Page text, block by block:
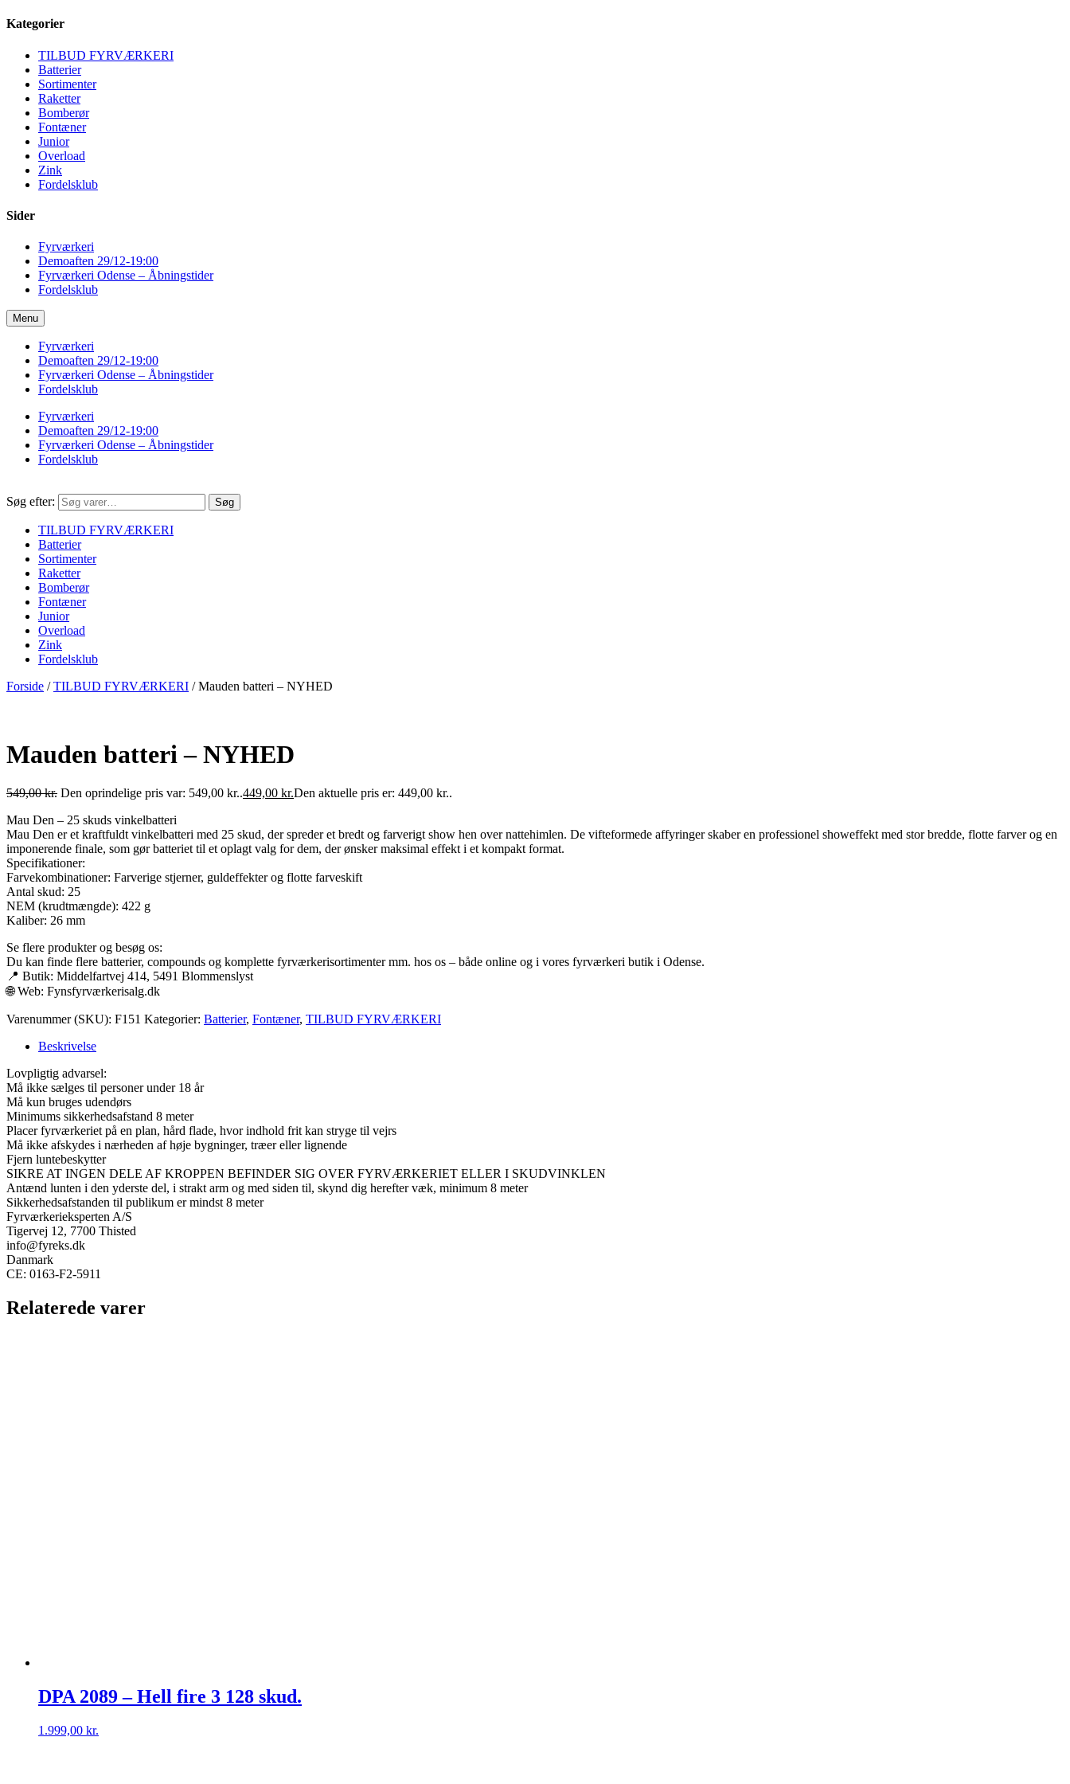
Kategorier
TILBUD FYRVÆRKERI
Batterier
Sortimenter
Raketter
Bomberør
Fontæner
Junior
Overload
Zink
Fordelsklub
Sider
Fyrværkeri
Demoaften 29/12-19:00
Fyrværkeri Odense – Åbningstider
Fordelsklub
Menu
Fyrværkeri
Demoaften 29/12-19:00
Fyrværkeri Odense – Åbningstider
Fordelsklub
Fyrværkeri
Demoaften 29/12-19:00
Fyrværkeri Odense – Åbningstider
Fordelsklub
Søg efter: Søg
TILBUD FYRVÆRKERI
Batterier
Sortimenter
Raketter
Bomberør
Fontæner
Junior
Overload
Zink
Fordelsklub
Forside /TILBUD FYRVÆRKERI /Mauden batteri – NYHED
Mauden batteri – NYHED
549,00kr. Den oprindelige pris var: 549,00 kr..449,00 kr.Den aktuelle pris er: 449,00 kr..
Mau Den – 25 skuds vinkelbatteri
Mau Den er et kraftfuldt vinkelbatteri med 25 skud, der spreder et bredt og farverigt show hen over nattehimlen. De vifteformede affyringer skaber en professionel showeffekt med stor bredde, flotte farver og en
imponerende finale, som gør batteriet til et oplagt valg for dem, der ønsker maksimal effekt i et kompakt format.
Specifikationer:
Farvekombinationer: Farverige stjerner, guldeffekter og flotte farveskift
Antal skud: 25
NEM (krudtmængde): 422 g
Kaliber: 26 mm
Se flere produkter og besøg os:
Du kan finde flere batterier, compounds og komplette fyrværkerisortimenter mm. hos os – både online og i vores fyrværkeri butik i Odense.
📍 Butik: Middelfartvej 414, 5491 Blommenslyst
🌐 Web: Fynsfyrværkerisalg.dk
Varenummer (SKU): F151 Kategorier: Batterier, Fontæner, TILBUD FYRVÆRKERI
Beskrivelse
Lovpligtig advarsel:
Må ikke sælges til personer under 18 år
Må kun bruges udendørs
Minimums sikkerhedsafstand 8 meter
Placer fyrværkeriet på en plan, hård flade, hvor indhold frit kan stryge til vejrs
Må ikke afskydes i nærheden af høje bygninger, træer eller lignende
Fjern luntebeskytter
SIKRE AT INGEN DELE AF KROPPEN BEFINDER SIG OVER FYRVÆRKERIET ELLER I SKUDVINKLEN
Antænd lunten i den yderste del, i strakt arm og med siden til, skynd dig herefter væk, minimum 8 meter
Sikkerhedsafstanden til publikum er mindst 8 meter
Fyrværkerieksperten A/S
Tigervej 12, 7700 Thisted
info@fyreks.dk
Danmark
CE: 0163-F2-5911
Relaterede varer
DPA 2089 – Hell fire 3 128 skud.
1.999,00 kr.